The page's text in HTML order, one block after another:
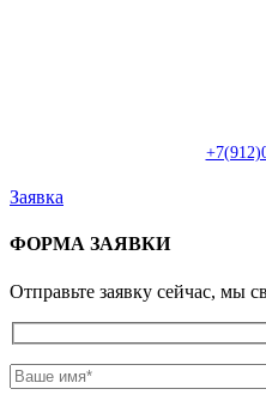
Заявка
ФОРМА ЗАЯВКИ
Отправьте заявку сейчас, мы